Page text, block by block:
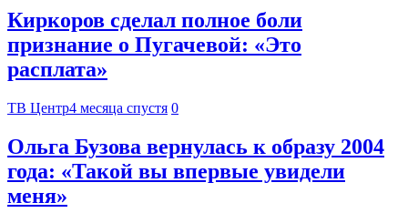
Киркоров сделал полное боли
признание о Пугачевой: «Это
расплата»
ТВ Центр4 месяца спустя 0
Ольга Бузова вернулась к образу 2004
года: «Такой вы впервые увидели
меня»